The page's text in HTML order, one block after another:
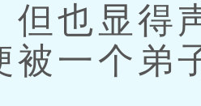
但也显得
被一个弟